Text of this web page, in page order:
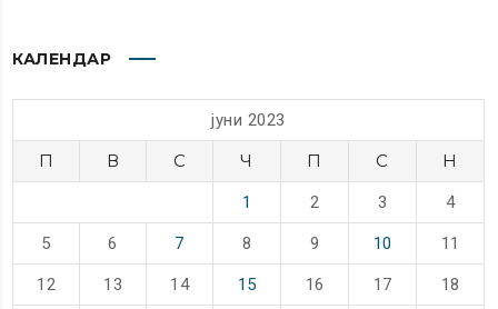
КАЛЕНДАР
јуни 2023
П В С Ч П С Н
1 2 3 4
5 6 7 8 9 10 11
12 13 14 15 16 17 18